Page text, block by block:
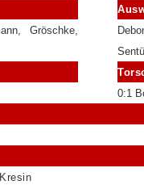
Gröschke,
0:1